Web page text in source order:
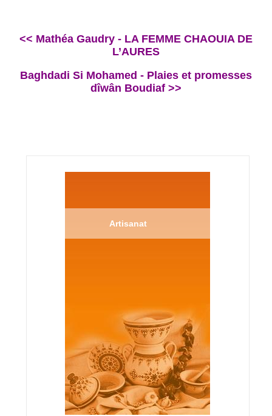
<< Mathéa Gaudry - LA FEMME CHAOUIA DE
L’AURES
Baghdadi Si Mohamed - Plaies et promesses
dîwân Boudiaf >>
Artisanat